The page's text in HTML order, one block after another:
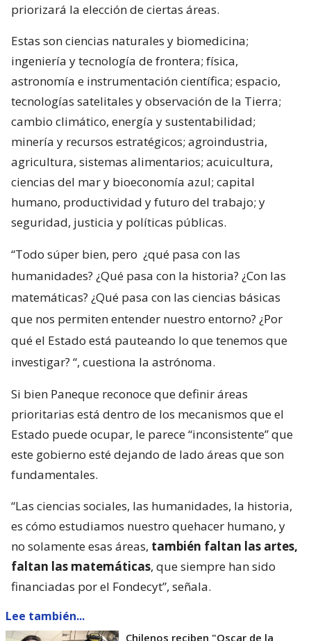
priorizará la elección de ciertas áreas.
Estas son ciencias naturales y biomedicina;
ingeniería y tecnología de frontera; física,
astronomía e instrumentación científica; espacio,
tecnologías satelitales y observación de la Tierra;
cambio climático, energía y sustentabilidad;
minería y recursos estratégicos; agroindustria,
agricultura, sistemas alimentarios; acuicultura,
ciencias del mar y bioeconomía azul; capital
humano, productividad y futuro del trabajo; y
seguridad, justicia y políticas públicas.
“Todo súper bien, pero ¿qué pasa con las
humanidades? ¿Qué pasa con la historia? ¿Con las
matemáticas? ¿Qué pasa con las ciencias básicas
que nos permiten entender nuestro entorno? ¿Por
qué el Estado está pauteando lo que tenemos que
investigar? “, cuestiona la astrónoma.
Si bien Paneque reconoce que definir áreas
prioritarias está dentro de los mecanismos que el
Estado puede ocupar, le parece “inconsistente” que
este gobierno esté dejando de lado áreas que son
fundamentales.
“Las ciencias sociales, las humanidades, la historia,
es cómo estudiamos nuestro quehacer humano, y
no solamente esas áreas, también faltan las artes,
faltan las matemáticas, que siempre han sido
financiadas por el Fondecyt”, señala.
Lee también...
Chilenos reciben "Oscar de la